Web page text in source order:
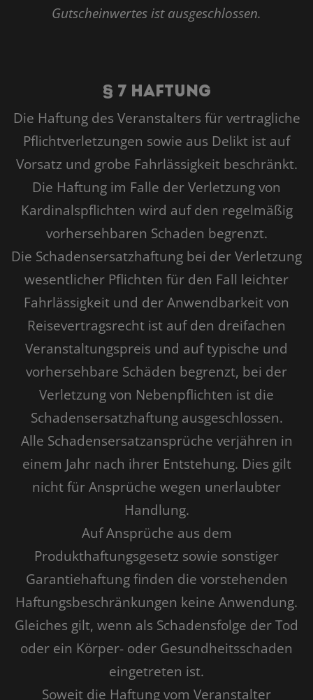
Gutscheinwertes ist ausgeschlossen.
§ 7 Haftung
Die Haftung des Veranstalters für vertragliche
Pflichtverletzungen sowie aus Delikt ist auf
Vorsatz und grobe Fahrlässigkeit beschränkt.
Die Haftung im Falle der Verletzung von
Kardinalspflichten wird auf den regelmäßig
vorhersehbaren Schaden begrenzt.
Die Schadensersatzhaftung bei der Verletzung
wesentlicher Pflichten für den Fall leichter
Fahrlässigkeit und der Anwendbarkeit von
Reisevertragsrecht ist auf den dreifachen
Veranstaltungspreis und auf typische und
vorhersehbare Schäden begrenzt, bei der
Verletzung von Nebenpflichten ist die
Schadensersatzhaftung ausgeschlossen.
Alle Schadensersatzansprüche verjähren in
einem Jahr nach ihrer Entstehung. Dies gilt
nicht für Ansprüche wegen unerlaubter
Handlung.
Auf Ansprüche aus dem
Produkthaftungsgesetz sowie sonstiger
Garantiehaftung finden die vorstehenden
Haftungsbeschränkungen keine Anwendung.
Gleiches gilt, wenn als Schadensfolge der Tod
oder ein Körper- oder Gesundheitsschaden
eingetreten ist.
Soweit die Haftung vom Veranstalter